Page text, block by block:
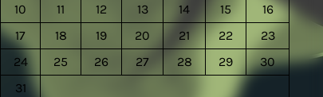
10
11 12 13 14 15
16
17
18 19 20 21 22
23
24
25 26 27 28 29
30
31